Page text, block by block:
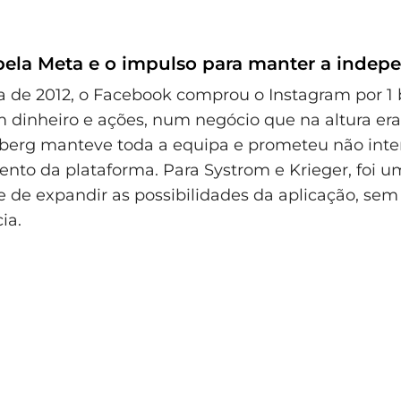
Meta e o impulso para manter a
de 2012, o Facebook comprou o Instagram por 1
dinheiro e ações, num negócio que na altura
manteve toda a equipa e prometeu não
da plataforma. Para Systrom e Krieger, foi
de expandir as possibilidades da aplicação,